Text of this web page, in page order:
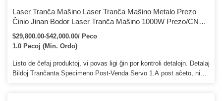
Laser Tranĉa Maŝino Laser Tranĉa Maŝino Metalo Prezo
Ĉinio Jinan Bodor Laser Tranĉa Maŝino 1000W Prezo/CNC
Fibro Laser Tranĉilo Lado
$29,800.00-$42,000.00/ Peco
1.0 Pecoj (Min. Ordo)
Listo de ĉefaj produktoj, vi povas ligi ĝin por kontroli detalojn. Detalaj
Bildoj Tranĉanta Specimeno Post-Venda Servo 1.A post aĉeto, ni